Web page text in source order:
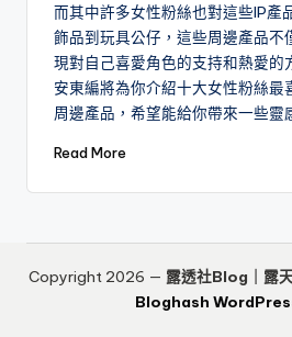
而其中許多女性粉絲也對這些IP產
飾品到玩具公仔，這些周邊產品不
現對自己喜愛角色的支持和熱愛的
安東編將為你介紹十大女性粉絲最
周邊產品，希望能給你帶來一些靈
Read More
Copyright 2026 — 露透社Blog｜露
Bloghash